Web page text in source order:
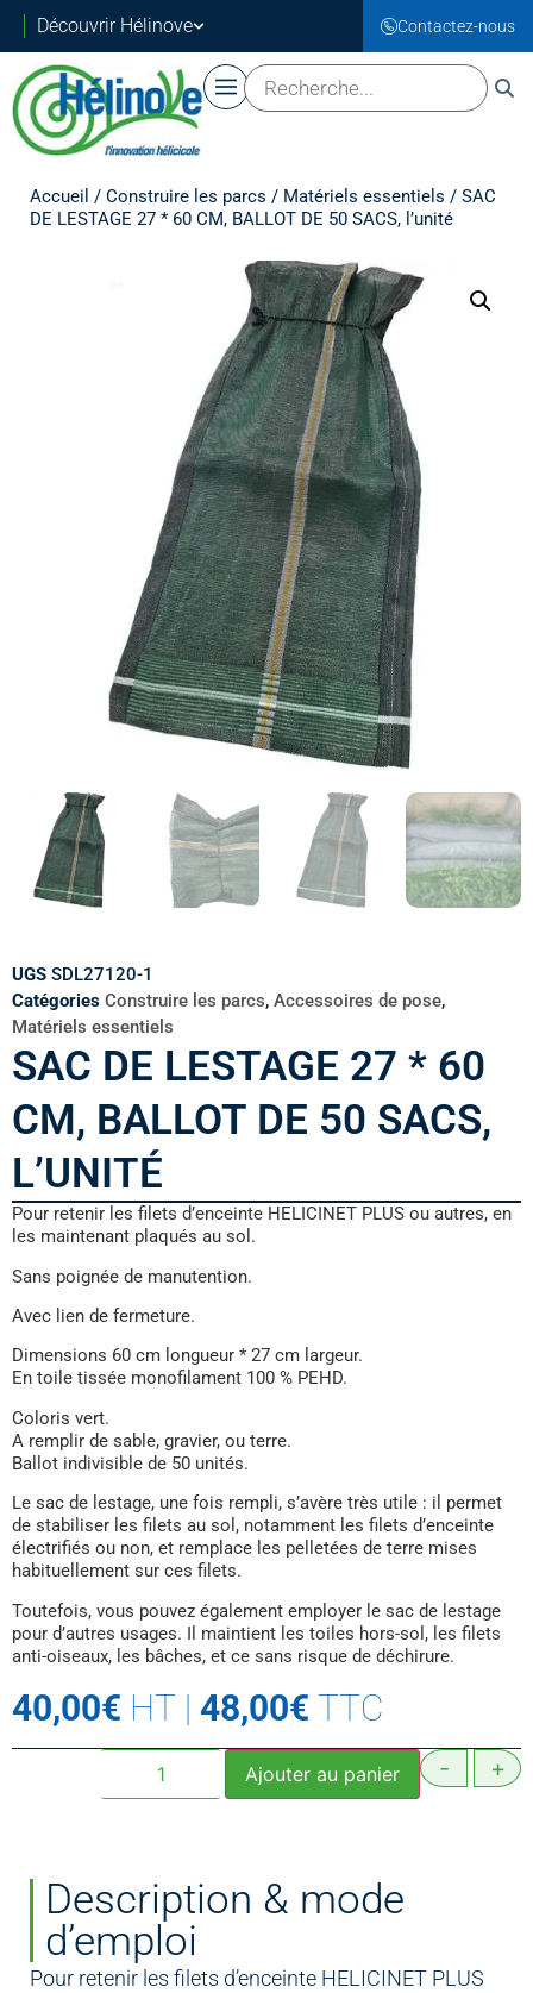
Découvrir Hélinove Contactez-nous
Accueil / Construire les parcs / Matériels essentiels / SAC
DE LESTAGE 27 * 60 CM, BALLOT DE 50 SACS, l’unité
UGS SDL27120-1
Catégories Construire les parcs, Accessoires de pose,
Matériels essentiels
SAC DE LESTAGE 27 * 60
CM, BALLOT DE 50 SACS,
L’UNITÉ
Pour retenir les filets d’enceinte HELICINET PLUS ou autres, en
les maintenant plaqués au sol.
Sans poignée de manutention.
Avec lien de fermeture.
Dimensions 60 cm longueur * 27 cm largeur.
En toile tissée monofilament 100 % PEHD.
Coloris vert.
A remplir de sable, gravier, ou terre.
Ballot indivisible de 50 unités.
Le sac de lestage, une fois rempli, s’avère très utile : il permet
de stabiliser les filets au sol, notamment les filets d’enceinte
électrifiés ou non, et remplace les pelletées de terre mises
habituellement sur ces filets.
Toutefois, vous pouvez également employer le sac de lestage
pour d’autres usages. Il maintient les toiles hors-sol, les filets
anti-oiseaux, les bâches, et ce sans risque de déchirure.
40,00€ HT | 48,00€ TTC
- +
Ajouter au panier
Description & mode
d’emploi
Pour retenir les filets d’enceinte HELICINET PLUS